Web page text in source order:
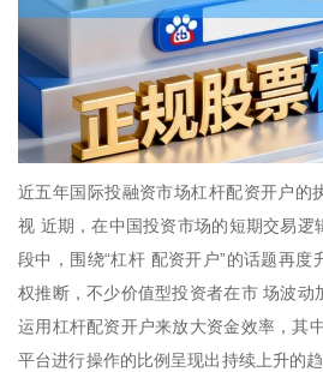
近五年国际投融资市场杠杆配资开户的
视 近期，在中国投资市场的短期交易逻
段中，围绕“杠杆 配资开户”的话题再度
权推断，不少价值型投资者在市 场波动
运用杠杆配资开户来放大资金效率，其
平台进行操作的比例呈现出持续上升的